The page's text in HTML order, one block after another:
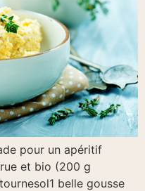
pour un apéritif
et bio (200 g
belle gousse